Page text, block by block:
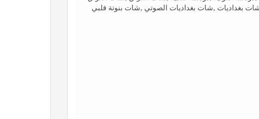
بغداديات ,شات بغداديات الصوتي ,شات بنوتة قلبي